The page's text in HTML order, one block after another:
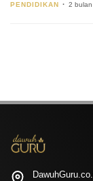
PENDIDIKAN 2